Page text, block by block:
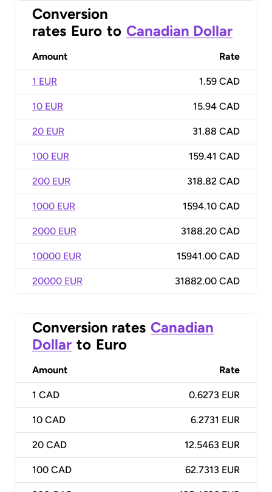
Conversion
rates Euro to Canadian Dollar
Amount Rate
1 EUR 1.59 CAD
10 EUR 15.94 CAD
20 EUR 31.88 CAD
100 EUR 159.41 CAD
200 EUR 318.82 CAD
1000 EUR 1594.10 CAD
2000 EUR 3188.20 CAD
10000 EUR 15941.00 CAD
20000 EUR 31882.00 CAD
Conversion rates Canadian
Dollar to Euro
Amount Rate
1 CAD 0.6273 EUR
10 CAD 6.2731 EUR
20 CAD 12.5463 EUR
100 CAD 62.7313 EUR